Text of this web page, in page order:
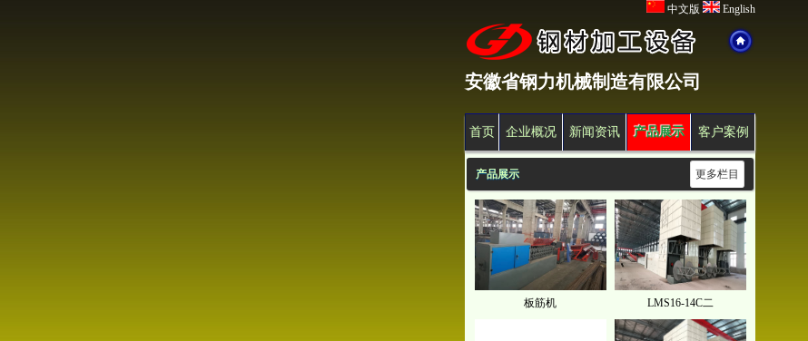
中文版 English
安徽省钢力机械制造有限公司
首页 企业概况 新闻资讯 产品展示 客户案例
更多栏目
产品展示
板筋机 LMS16-14C二